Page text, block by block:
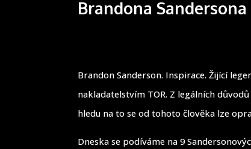
Brandona Sandersona
Brandon Sanderson. Inspirace. Žijící
nakladatelstvím TOR. Z legálních
hledu na to se od tohoto člověka lze
Dneska se podíváme na 9